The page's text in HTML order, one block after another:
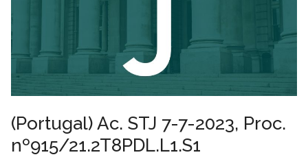
(Portugal) Ac. STJ 7-7-2023, Proc.
nº915/21.2T8PDL.L1.S1